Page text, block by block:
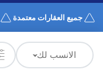
كيف
تعمل؟
الأسئلة
الشائعة
جميع العقارات معتمدة
الانسب لك